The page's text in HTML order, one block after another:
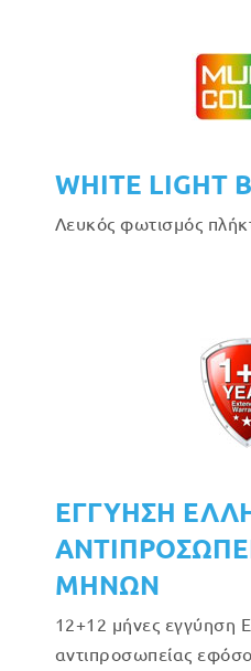
WHITE LIGHT
Λευκός φωτισμός
ΕΓΓΥΗΣΗ
ΜΗΝΩΝ
12+12 μήνες εγγύηση
αντιπροσωπείας